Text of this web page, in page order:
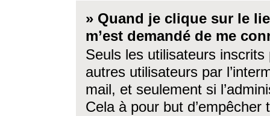
» Quand je clique sur le
m’est demandé de me
Seuls les utilisateurs
autres utilisateurs par
mail, et seulement si
Cela à pour but